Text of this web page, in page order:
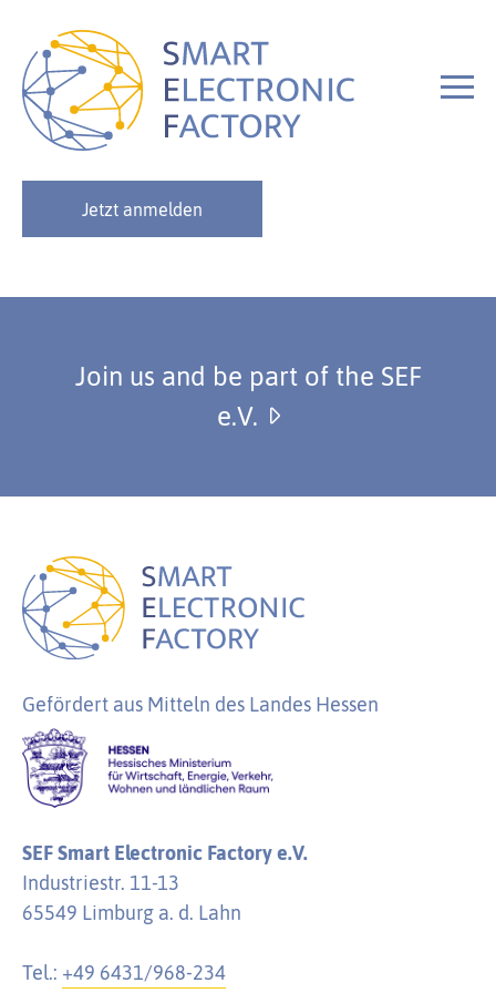
Jetzt anmelden
Join us and be part of the SEF
e.V.
Gefördert aus Mitteln des Landes Hessen
SEF Smart Electronic Factory e.V.
Industriestr. 11-13
65549 Limburg a. d. Lahn
Tel.: +49 6431/968-234